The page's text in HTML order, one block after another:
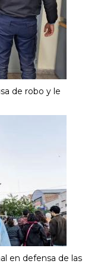
de robo y le
en defensa de las